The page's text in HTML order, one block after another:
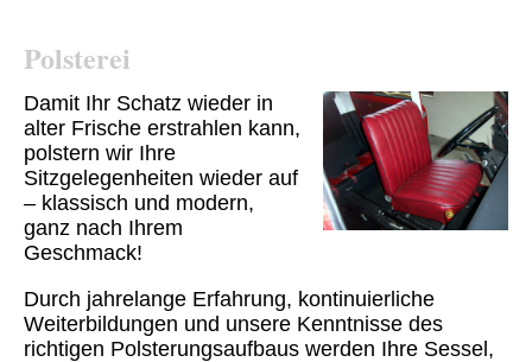
Polsterei
Damit Ihr Schatz wieder in
alter Frische erstrahlen kann,
polstern wir Ihre
Sitzgelegenheiten wieder auf
– klassisch und modern,
ganz nach Ihrem
Geschmack!
Durch jahrelange Erfahrung, kontinuierliche
Weiterbildungen und unsere Kenntnisse des
richtigen Polsterungsaufbaus werden Ihre Sessel,